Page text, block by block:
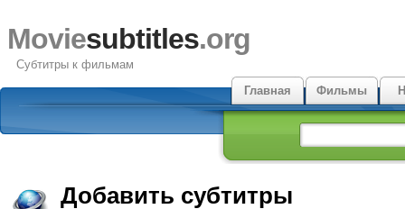
Moviesubtitles.org
Субтитры к фильмам
Главная
Фильмы
Добавить субтитры